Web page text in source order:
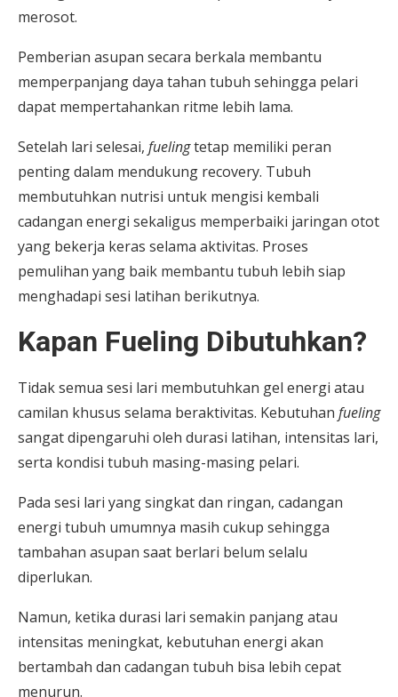
merosot.
Pemberian asupan secara berkala membantu
memperpanjang daya tahan tubuh sehingga pelari
dapat mempertahankan ritme lebih lama.
Setelah lari selesai, fuelingtetap memiliki peran
penting dalam mendukung recovery. Tubuh
membutuhkan nutrisi untuk mengisi kembali
cadangan energi sekaligus memperbaiki jaringan otot
yang bekerja keras selama aktivitas. Proses
pemulihan yang baik membantu tubuh lebih siap
menghadapi sesi latihan berikutnya.
Kapan Fueling Dibutuhkan?
Tidak semua sesi lari membutuhkan gel energi atau
camilan khusus selama beraktivitas. Kebutuhan fueling
sangat dipengaruhi oleh durasi latihan, intensitas lari,
serta kondisi tubuh masing-masing pelari.
Pada sesi lari yang singkat dan ringan, cadangan
energi tubuh umumnya masih cukup sehingga
tambahan asupan saat berlari belum selalu
diperlukan.
Namun, ketika durasi lari semakin panjang atau
intensitas meningkat, kebutuhan energi akan
bertambah dan cadangan tubuh bisa lebih cepat
menurun.